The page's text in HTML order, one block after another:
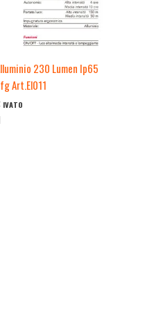
230 Lumen Ip65
Art.El011
IVATO